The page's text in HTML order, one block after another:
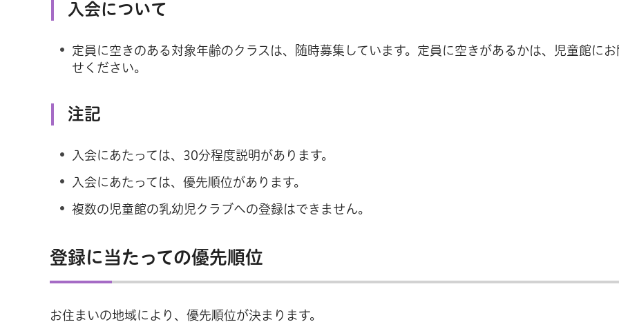
入会について
定員に空きのある対象年齢のクラスは、随時募集しています。定員に空きがあるかは、児童館に
せください。
注記
入会にあたっては、30分程度説明があります。
入会にあたっては、優先順位があります。
複数の児童館の乳幼児クラブへの登録はできません。
登録に当たっての優先順位
お住まいの地域により、優先順位が決まります。